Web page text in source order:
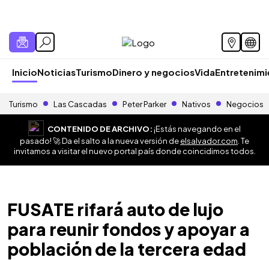
InicioNoticiasTurismoDinero y negociosVida
Turismo Las Cascadas Peter Parker Nativos Negocios
CONTENIDO DE ARCHIVO:¡Estás navegando en el
pasado! 🚀 Da el salto a la nueva versión deelsalvador.com . Te
invitamos a visitar el nuevo portal país donde coincidimos todos.
FUSATE rifará auto de lujo
para reunir fondos y apoyar a
población de la tercera edad